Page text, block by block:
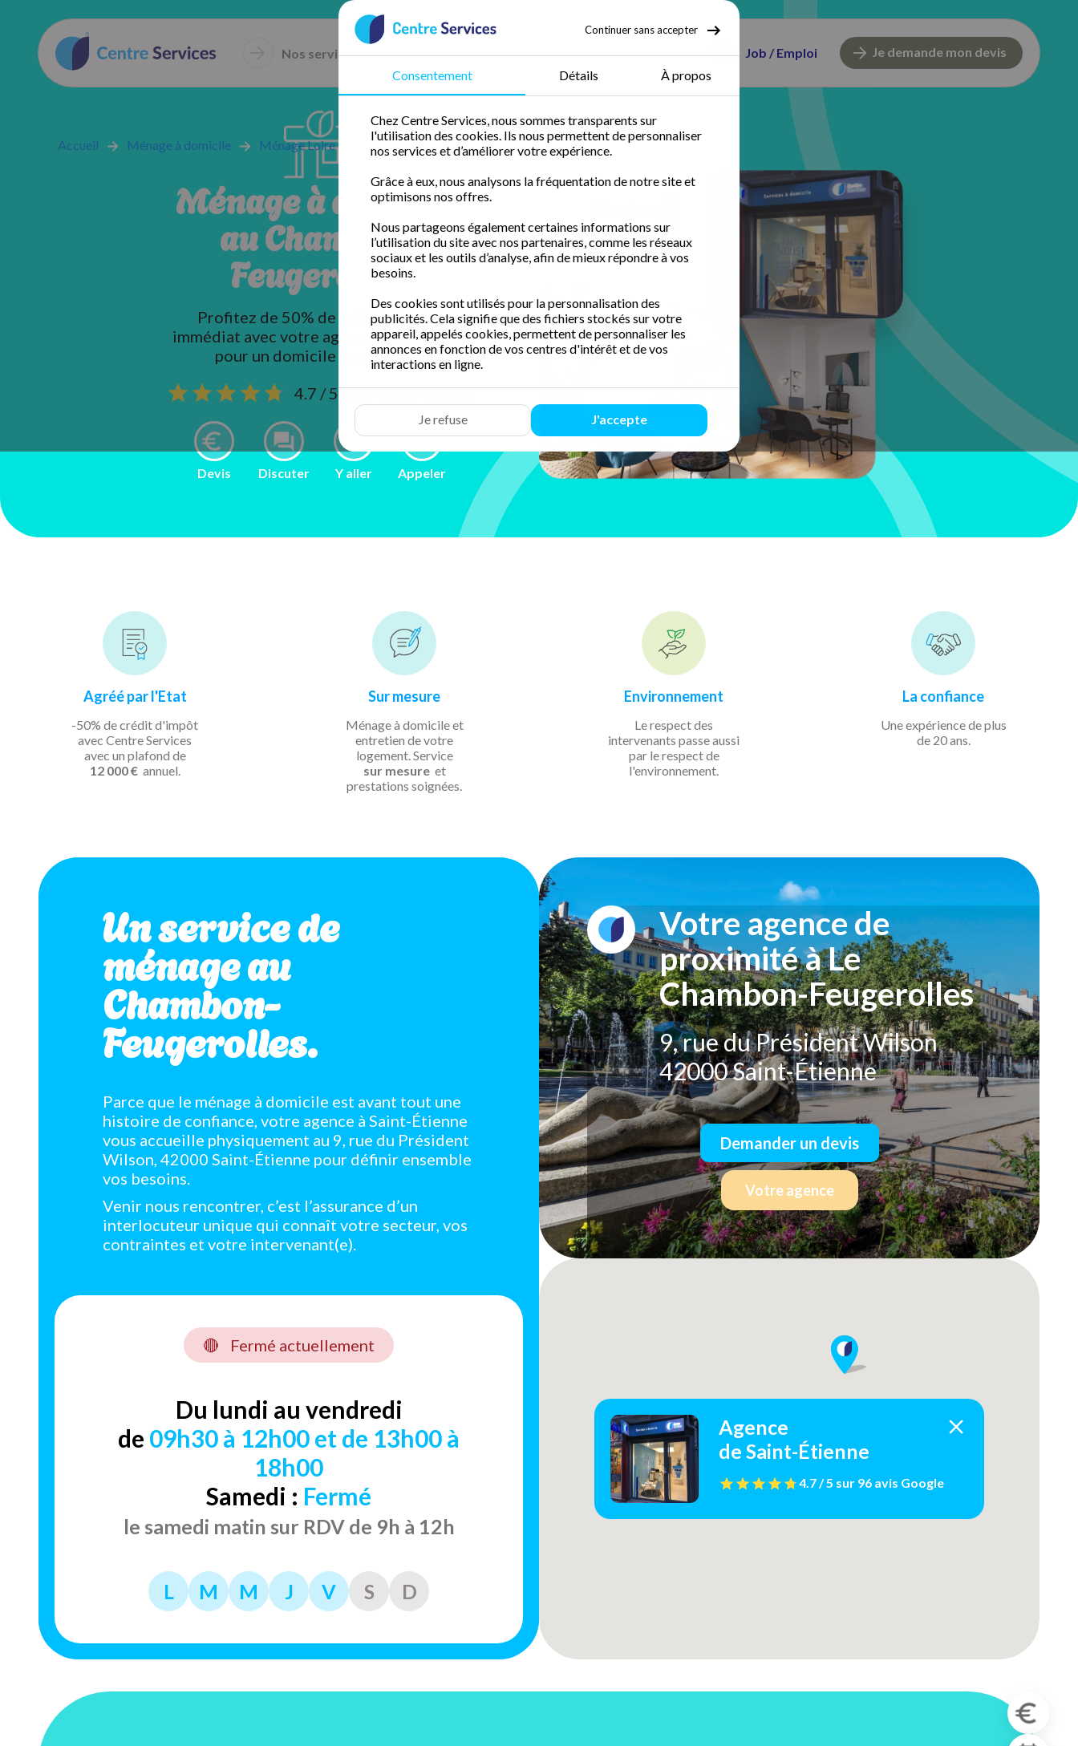
Nos services 50 % de crédit d’impôt Job / Emploi Je demande mon devis
Continuer sans accepter
Consentement Détails À propos
Chez Centre Services, nous sommes transparents sur
l'utilisation des cookies. Ils nous permettent de personnaliser
nos services et d’améliorer votre expérience.
Grâce à eux, nous analysons la fréquentation de notre site et
optimisons nos offres.
Nous partageons également certaines informations sur
l’utilisation du site avec nos partenaires, comme les réseaux
sociaux et les outils d’analyse, afin de mieux répondre à vos
besoins.
Des cookies sont utilisés pour la personnalisation des
publicités. Cela signifie que des fichiers stockés sur votre
appareil, appelés cookies, permettent de personnaliser les
annonces en fonction de vos centres d'intérêt et de vos
interactions en ligne.
Je refuse J'accepte
Accueil Ménage à domicile Ménage Loire Ménage Le Chambon-Feugerolles
Ménage à domicile
au Chambon-
Feugerolles
Profitez de 50% de crédit d'impôt
immédiat avec votre agence de proximité
pour un domicile impeccable.
4.7 / 5 sur 96 avisGoogle
Devis Discuter Y aller Appeler
9, rue du Président Wilson
42000 Saint-Étienne
Agréé par l'Etat
-50% de crédit d'impôt
avec Centre Services
avec un plafond de
12 000 € annuel.
Sur mesure
Ménage à domicile et
entretien de votre
logement. Service
sur mesure et
prestations soignées.
Environnement
Le respect des
intervenants passe aussi
par le respect de
l'environnement.
La confiance
Une expérience deplus
de 20 ans.
Un service de
ménage au
Chambon-
Feugerolles.
Parce que le ménage à domicile est avant tout une
histoire de confiance, votre agence à Saint-Étienne
vous accueille physiquement au 9, rue du Président
Wilson, 42000 Saint-Étienne pour définir ensemble
vos besoins.
Venir nous rencontrer, c’est l’assurance d’un
interlocuteur unique qui connaît votre secteur, vos
contraintes et votre intervenant(e).
🔴 Fermé actuellement
Du lundi au vendredi
de 09h30 à 12h00 et de 13h00 à
18h00
Samedi : Fermé
le samedi matin sur RDV de 9h à 12h
L M M J V S D
Votre agence de
proximité à Le
Chambon-Feugerolles
9, rue du Président Wilson
42000 Saint-Étienne
Demander un devis
Votre agence
Agence
de Saint-Étienne
4.7 / 5 sur 96 avis Google